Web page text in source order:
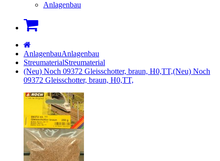
Anlagenbau
Warenkorb
AnlagenbauAnlagenbau
StreumaterialStreumaterial
(Neu) Noch 09372 Gleisschotter, braun, H0,TT,(Neu) Noch
09372 Gleisschotter, braun, H0,TT,